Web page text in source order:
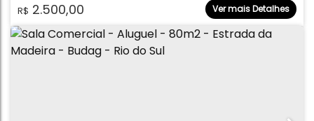
R$ 2.500,00
65.00m² Ver mais Detalhes